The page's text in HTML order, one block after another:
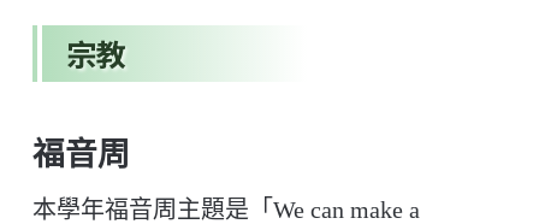
宗教
福音周
本學年福音周主題是「We can make a